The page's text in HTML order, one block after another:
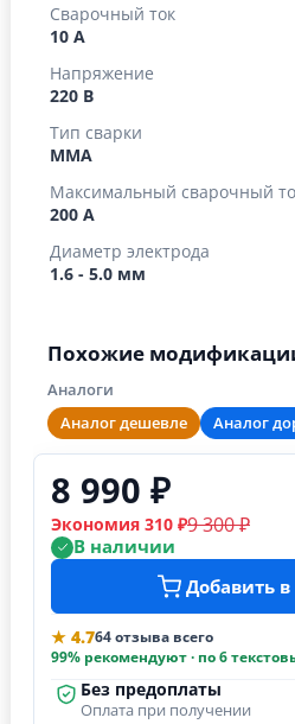
Похожие
Аналоги
Аналог дешевле Аналог
Сварочный ток
10 А
Напряжение
220 В
Тип сварки
MMA
Максимальный сварочный
200 А
Диаметр электрода
1.6 - 5.0 мм
8 990 ₽
9 300 ₽
Экономия 310 ₽
В наличии
Добавить
★ 4.764 отзыва всего
99% рекомендуют · по 6
Без предоплаты
Оплата при получении